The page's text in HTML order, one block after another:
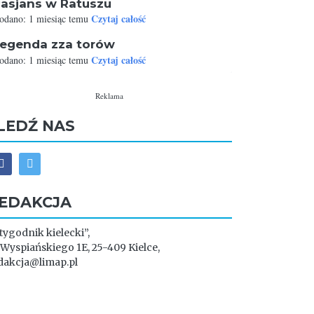
w Ratuszu
1 miesiąc temu Czytaj całość
zza torów
1 miesiąc temu Czytaj całość
Reklama
NAS
tygodnik kielecki”,
1E, 25-409 Kielce,